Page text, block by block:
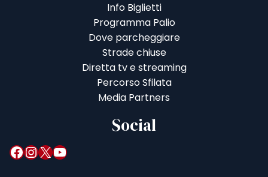
Info Biglietti
Programma Palio
Dove parcheggiare
Strade chiuse
Diretta tv e streaming
Percorso Sfilata
Media Partners
Social
Facebook InstagramX YouTube